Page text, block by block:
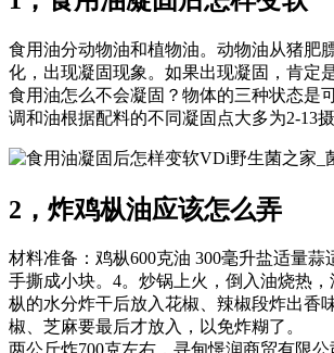
食用油分动物油和植物油。动物油从猪肥
化，出现凝固现象。如果出现凝固，肯定
食用油怎么不会凝固？物体的三种状态是
调和油根据配料的不同凝固点大多为2-13摄
VDi野生菌之家_
2，炸鸡枞油应该怎么弄
材料准备：鸡枞600克油 300毫升盐适量
手撕成小块。4。炒锅上火，倒入油烧热
枞的水分炸干后放入花椒、辣椒段炸出香
椒、芝麻要最后才放入，以免炸糊了。